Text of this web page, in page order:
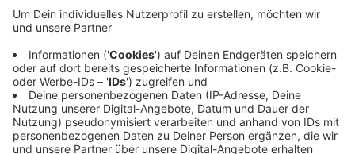
Um kurz vor 5 heute Früh war das Feuer in dem LKW
ausgebrochen. Der Fahrer stoppte in der Nähe des
Bahnübergangs auf der Strecke. Er rettete sich
unverletzt. Der Berufsverkehr rollte heute morgen
einspurig an der Stelle vorbei. Für die
Bergungsarbeiten war die Straße seit dem Vormittag